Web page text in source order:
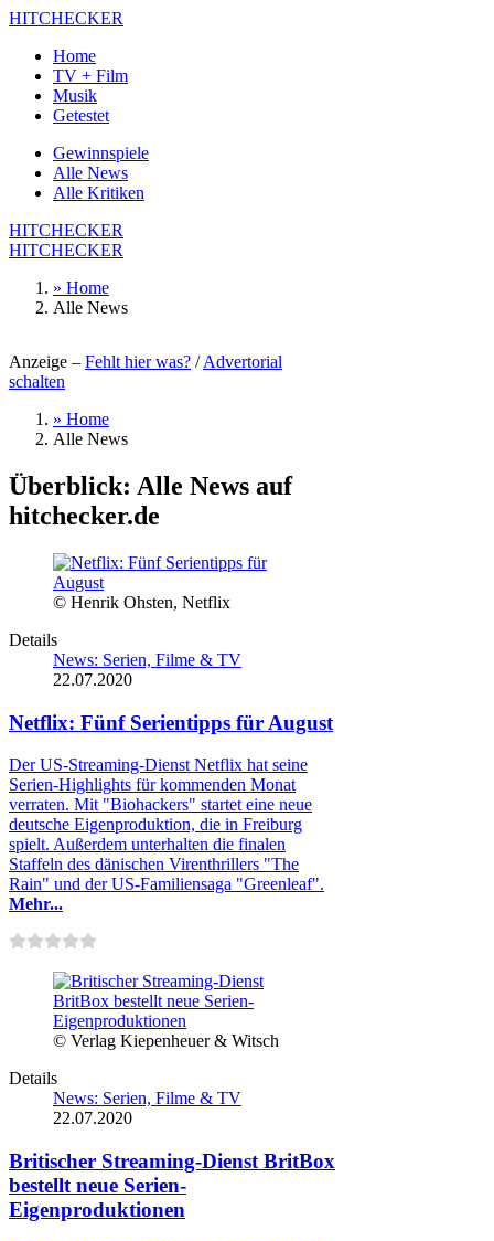
HITCHECKER
Home
TV + Film
Musik
Getestet
Gewinnspiele
Alle News
Alle Kritiken
HITCHECKER
HITCHECKER
» Home
Alle News
Anzeige – Fehlt hier was? /Advertorial
schalten
» Home
Alle News
Überblick: Alle News auf
hitchecker.de
© Henrik Ohsten, Netflix
Details
News: Serien, Filme & TV
22.07.2020
Netflix: Fünf Serientipps für August
Der US-Streaming-Dienst Netflix hat seine
Serien-Highlights für kommenden Monat
verraten. Mit "Biohackers" startet eine neue
deutsche Eigenproduktion, die in Freiburg
spielt. Außerdem unterhalten die finalen
Staffeln des dänischen Virenthrillers "The
Rain" und der US-Familiensaga "Greenleaf".
Mehr...
© Verlag Kiepenheuer & Witsch
Details
News: Serien, Filme & TV
22.07.2020
Britischer Streaming-Dienst BritBox
bestellt neue Serien-
Eigenproduktionen